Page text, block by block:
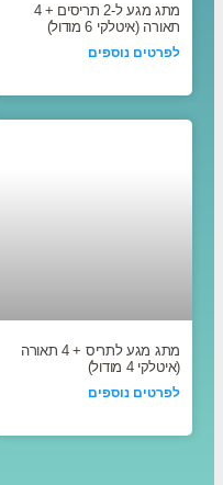
מתג מגע ל-2 תריסים + 4
תאורה (איטלקי 6 מודול)
לפרטים נוספים
מתג מגע לתריס + 4 תאורה
(איטלקי 4 מודול)
לפרטים נוספים